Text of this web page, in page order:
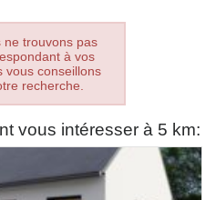
ne trouvons pas
à vos
vous conseillons
recherche.
vous intéresser à 5 km: